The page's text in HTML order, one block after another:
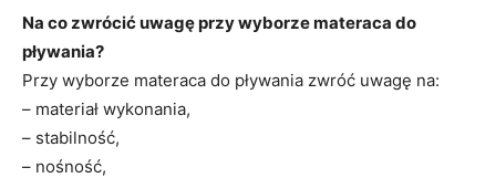
Na co zwrócić uwagę przy wyborze materaca do
pływania?
Przy wyborze materaca do pływania zwróć uwagę na:
– materiał wykonania,
– stabilność,
– nośność,